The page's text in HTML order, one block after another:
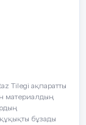
Tilegi ақпаратты
материалдың
бұзады